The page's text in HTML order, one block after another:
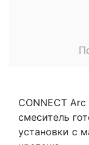
CONNECT
смеситель
установки с